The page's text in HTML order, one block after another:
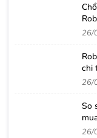
26/
chi
26/
So
26/